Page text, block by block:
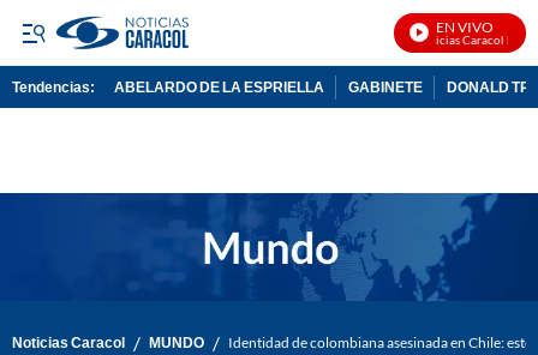
EN VIVO
Noticias Caracol En
Tendencias: ABELARDO DE LA ESPRIELLA GABINETE DONALD
Noticias Caracol / MUNDO / Identidad de colombiana asesinada en Chile: esto